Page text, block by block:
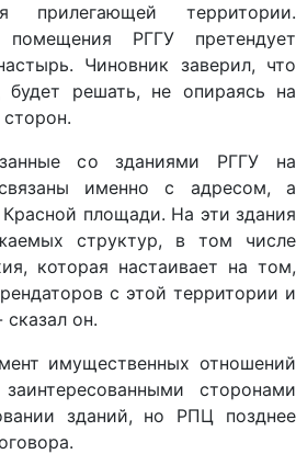
прилегающей территории.
РГГУ претендует
Чиновник заверил, что
будет решать, не опираясь на
со зданиями РГГУ на
именно с адресом, а
площади. На эти здания
структур, в том числе
которая настаивает на том,
с этой территории и
он.
имущественных отношений
сторонами
зданий, но РПЦ позднее